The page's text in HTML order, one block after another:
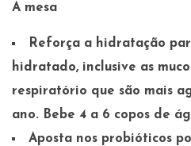
À mesa
Reforça a hidratação
hidratado, inclusive as
respiratório que são mais
ano. Bebe 4 a 6 copos de
Aposta nos probióticos